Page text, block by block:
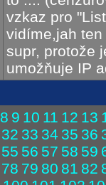
vzkaz pro
vidíme,jah
supr, protože
umožňuje IP
8 9 10 11 12 13
32 33 34 35 36
55 56 57 58 59
78 79 80 81 82